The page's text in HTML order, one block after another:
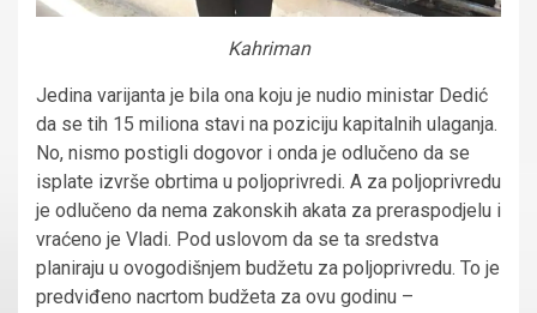
Kahriman
Jedina varijanta je bila ona koju je nudio ministar Dedić
da se tih 15 miliona stavi na poziciju kapitalnih ulaganja.
No, nismo postigli dogovor i onda je odlučeno da se
isplate izvrše obrtima u poljoprivredi. A za poljoprivredu
je odlučeno da nema zakonskih akata za preraspodjelu i
vraćeno je Vladi. Pod uslovom da se ta sredstva
planiraju u ovogodišnjem budžetu za poljoprivredu. To je
predviđeno nacrtom budžeta za ovu godinu –